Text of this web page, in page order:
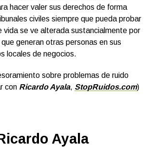
hacer valer sus derechos de forma
civiles siempre que pueda probar
vida se ve alterada sustancialmente por
generan otras personas en sus
locales de negocios.
sobre problemas de ruido
con Ricardo Ayala, StopRuidos.com)
Ayala